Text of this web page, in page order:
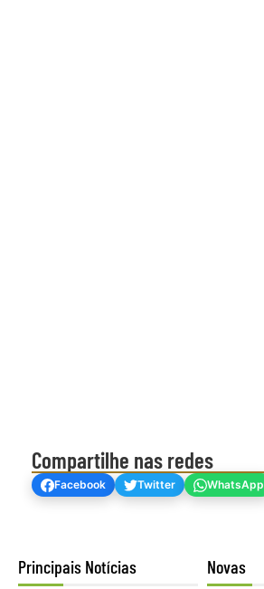
Compartilhe nas redes
Facebook Twitter WhatsApp
Principais Notícias
Mogno Africano
Novas